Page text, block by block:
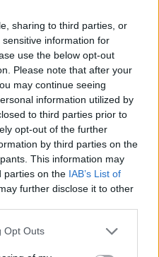
sharing to third parties, or
information for
use the below opt-out
Please note that after your
may continue seeing
information utilized by
to third parties prior to
opt-out of the further
by third parties on the
This information may
parties on the IAB’s List of
further disclose it to other
Opt Outs
δωρεάν είσοδο
- Οι
τηρούν
newsletter